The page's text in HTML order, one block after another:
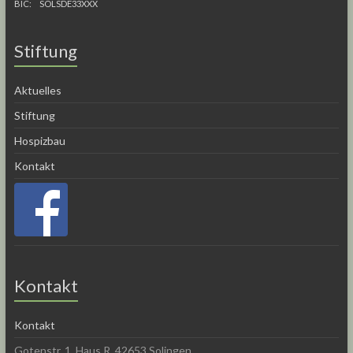
BIC: SOLSDE33XXX
Stiftung
Aktuelles
Stiftung
Hospizbau
Kontakt
Kontakt
Kontakt
Gotenstr. 1, Haus R, 42653 Solingen